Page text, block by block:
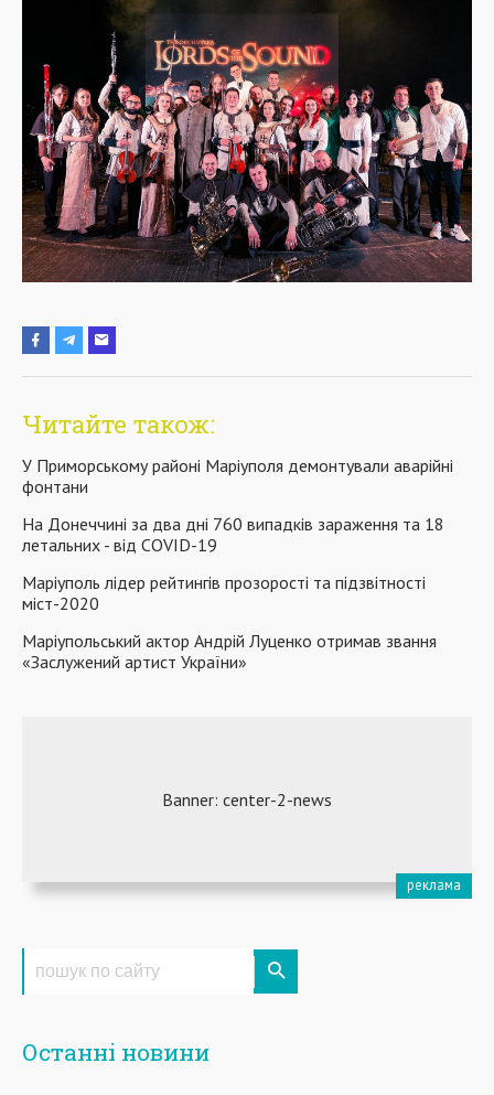
Читайте також:
У Приморському районі Маріуполя демонтували аварійні
фонтани
На Донеччині за два дні 760 випадків зараження та 18
летальних - від COVID-19
Маріуполь лідер рейтингів прозорості та підзвітності
міст-2020
Маріупольський актор Андрій Луценко отримав звання
«Заслужений артист України»
Останні новини